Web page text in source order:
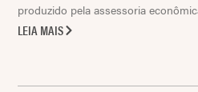
produzido pela assessoria
LEIA MAIS